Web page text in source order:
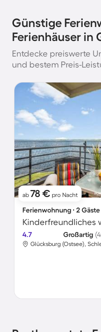
Günstige
Ferienhäuser in
Entdecke preiswerte
und bestem Preis-
ab 78 € pro Nacht
Ferienwohnung ∙ 2
4.7 Großartig
Glücksburg (Ostsee),